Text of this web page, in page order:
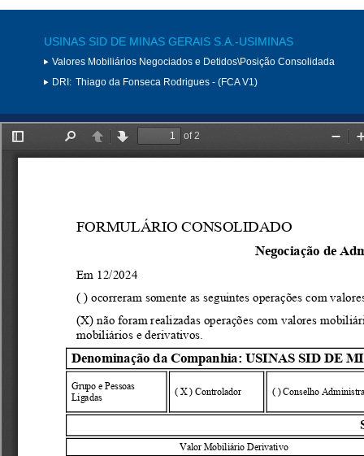
USINAS SID DE MINAS GERAIS S.A.-USIMINAS
Valores Mobiliários Negociados e Detidos\Posição Consolidada
DRI: Thiago da Fonseca Rodrigues - (FCA V1)